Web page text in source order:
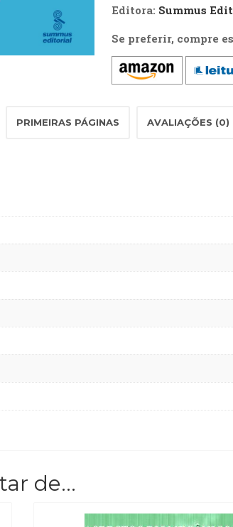
Editora: Summus
Se preferir, compre
PRIMEIRAS PÁGINAS AVALIAÇÕES (0)
de…